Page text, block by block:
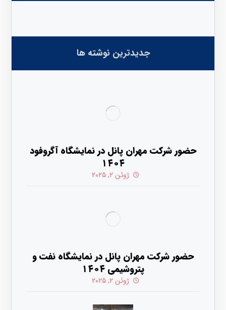
جدیدترین نوشته ها
حضور شرکت مهران پانل در نمایشگاه آگروفود
۱۴۰۴
ژوئن ۲, ۲۰۲۵
حضور شرکت مهران پانل در نمایشگاه نفت و
پتروشیمی ۱۴۰۴
ژوئن ۲, ۲۰۲۵